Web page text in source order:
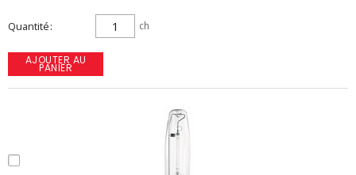
Quantité ch
AJOUTER AU
PANIER